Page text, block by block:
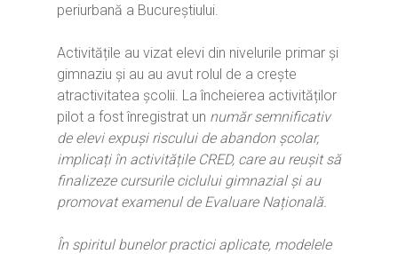
periurbană a Bucureștiului.
Activitățile au vizat elevi din nivelurile primar și
gimnaziu și au au avut rolul de a crește
atractivitatea școlii. La încheierea activităților
pilot a fost înregistrat un număr semnificativ
de elevi expuși riscului de abandon școlar,
implicați în activitățile CRED, care au reușit să
finalizeze cursurile ciclului gimnazial și au
promovat examenul de Evaluare Națională.
În spiritul bunelor practici aplicate, modelele